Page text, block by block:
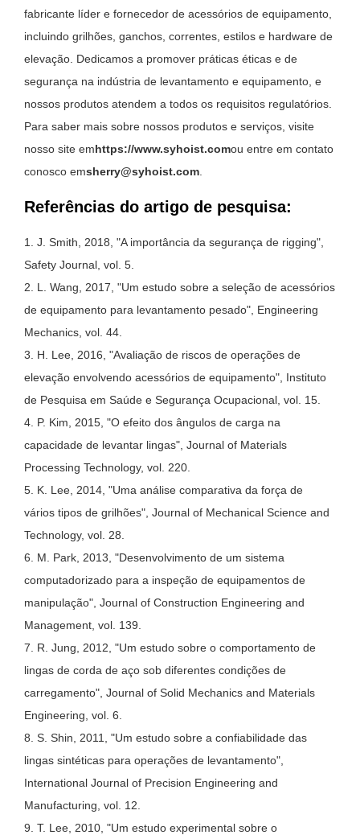
fabricante líder e fornecedor de acessórios de equipamento,
incluindo grilhões, ganchos, correntes, estilos e hardware de
elevação. Dedicamos a promover práticas éticas e de
segurança na indústria de levantamento e equipamento, e
nossos produtos atendem a todos os requisitos regulatórios.
Para saber mais sobre nossos produtos e serviços, visite
nosso site emhttps://www.syhoist.comou entre em contato
conosco emsherry@syhoist.com
Referências do artigo de pesquisa:
1. J. Smith, 2018, "A importância da segurança de rigging",
Safety Journal, vol. 5.
2. L. Wang, 2017, "Um estudo sobre a seleção de acessórios
de equipamento para levantamento pesado", Engineering
Mechanics, vol. 44.
3. H. Lee, 2016, "Avaliação de riscos de operações de
elevação envolvendo acessórios de equipamento", Instituto
de Pesquisa em Saúde e Segurança Ocupacional, vol. 15.
4. P. Kim, 2015, "O efeito dos ângulos de carga na
capacidade de levantar lingas", Journal of Materials
Processing Technology, vol. 220.
5. K. Lee, 2014, "Uma análise comparativa da força de
vários tipos de grilhões", Journal of Mechanical Science and
Technology, vol. 28.
6. M. Park, 2013, "Desenvolvimento de um sistema
computadorizado para a inspeção de equipamentos de
manipulação", Journal of Construction Engineering and
Management, vol. 139.
7. R. Jung, 2012, "Um estudo sobre o comportamento de
lingas de corda de aço sob diferentes condições de
carregamento", Journal of Solid Mechanics and Materials
Engineering, vol. 6.
8. S. Shin, 2011, "Um estudo sobre a confiabilidade das
lingas sintéticas para operações de levantamento",
International Journal of Precision Engineering and
Manufacturing, vol. 12.
9. T. Lee, 2010, "Um estudo experimental sobre o